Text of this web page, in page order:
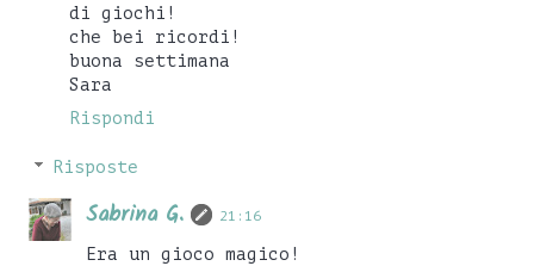
di giochi!
che bei ricordi!
buona settimana
Sara
Rispondi
Risposte
Sabrina G. 21:16
Era un gioco magico!